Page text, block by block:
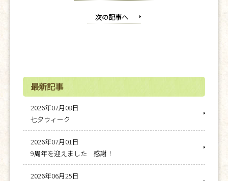
次の記事へ
最新記事
2026年07月08日
七夕ウィーク
2026年07月01日
9周年を迎えました 感謝！
2026年06月25日